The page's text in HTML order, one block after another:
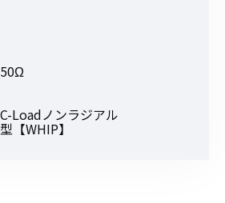
Loadノンラジアル
【WHIP】